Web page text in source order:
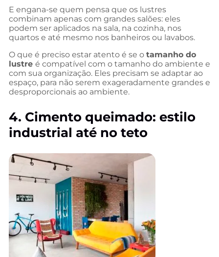
E engana-se quem pensa que os lustres
combinam apenas com grandes salões: eles
podem ser aplicados na sala, na cozinha, nos
quartos e até mesmo nos banheiros ou lavabos.
O que é preciso estar atento é se o tamanho do
lustre é compatível com o tamanho do ambiente e
com sua organização. Eles precisam se adaptar ao
espaço, para não serem exageradamente grandes e
desproporcionais ao ambiente.
4. Cimento queimado: estilo
industrial até no teto